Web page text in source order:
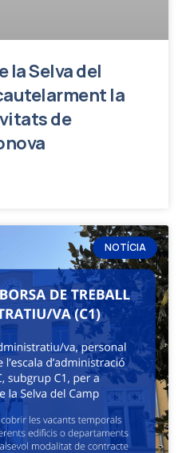
la Selva del
la
de
NOTÍCIA